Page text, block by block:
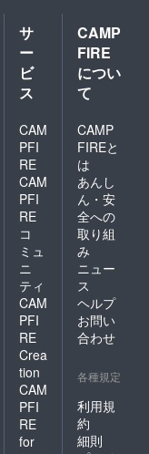
画像の
受け渡
しにつ
は、支
援後に
お送り
メール
をご確
認くだ
さい。
※金額の
大小に
応じて
掲載場
所や大
きさが
変わる
可能性
があり
ます
■ SNS
でスポ
紹介
ホーム
ページ
とSNS
で2025
シャツ
（※本ク
ラウド
ファン
ディン
グ用の
Volcano
リジナ
ルTシャ
ツとは
異なり
ます）
・ 2025
年大会
結果報
告（※大
会の間
毎日、
当日の
結果報
告が
我々の
SNSで
れま
2025年
大会公
式動画
のエン
サ
ー
ビ
ス
CAM
PFI
RE
CAM
PFI
RE
コ
ミュ
ニ
ティ
CAM
PFI
RE
Crea
tion
CAM
PFI
RE
for
CAMP
FIRE
につい
て
CAMP
FIREと
は
あんし
ん・安
全への
取り組
み
ニュー
ス
ヘルプ
お問い
合わせ
各種規定
利用規
約
細則